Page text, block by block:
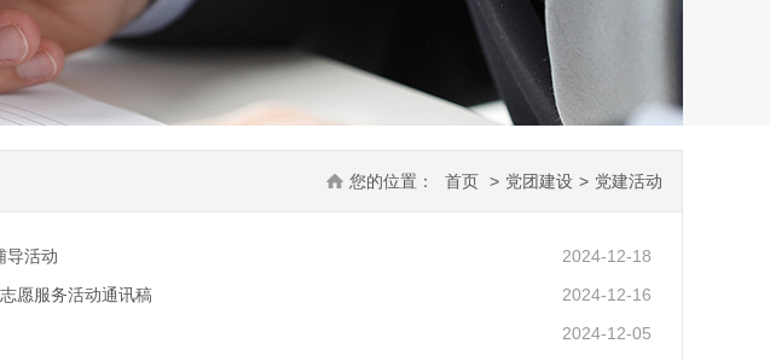
您的位置： 首页 > 党团建设 > 党建活动
2024-12-18
导活动
2024-12-16
愿服务活动通讯稿
2024-12-05